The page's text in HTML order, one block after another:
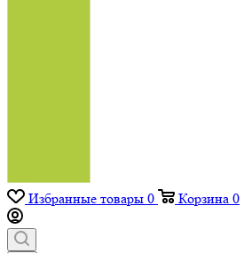
Избранные товары 0 Корзина 0